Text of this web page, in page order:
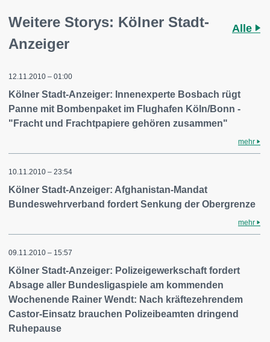
Weitere Storys: Kölner Stadt-
Anzeiger
Alle
12.11.2010 – 01:00
Kölner Stadt-Anzeiger: Innenexperte Bosbach rügt
Panne mit Bombenpaket im Flughafen Köln/Bonn -
"Fracht und Frachtpapiere gehören zusammen"
mehr
10.11.2010 – 23:54
Kölner Stadt-Anzeiger: Afghanistan-Mandat
Bundeswehrverband fordert Senkung der Obergrenze
mehr
09.11.2010 – 15:57
Kölner Stadt-Anzeiger: Polizeigewerkschaft fordert
Absage aller Bundesligaspiele am kommenden
Wochenende Rainer Wendt: Nach kräftezehrendem
Castor-Einsatz brauchen Polizeibeamten dringend
Ruhepause